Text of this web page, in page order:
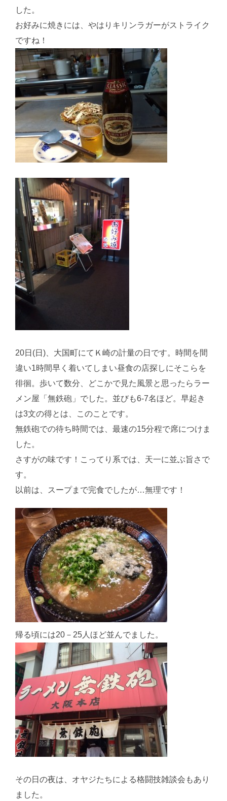
した。
お好みに焼きには、やはりキリンラガーがストライク
ですね！
20日(日)、大国町にてＫ崎の計量の日です。時間を間
違い1時間早く着いてしまい昼食の店探しにそこらを
徘徊。歩いて数分、どこかで見た風景と思ったらラー
メン屋「無鉄砲」でした。並びも6-7名ほど。早起き
は3文の得とは、このことです。
無鉄砲での待ち時間では、最速の15分程で席につけま
した。
さすがの味です！こってり系では、天一に並ぶ旨さで
す。
以前は、スープまで完食でしたが…無理です！
帰る頃には20－25人ほど並んでました。
その日の夜は、オヤジたちによる格闘技雑談会もあり
ました。